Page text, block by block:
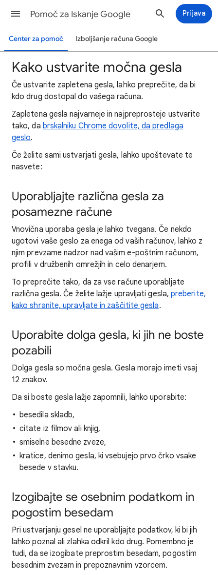
Pomoč za Iskanje Google Prijava
Center za pomoč Izboljšanje računa Google
Kako ustvarite močna gesla
Če ustvarite zapletena gesla, lahko preprečite, da bi
kdo drug dostopal do vašega računa.
Zapletena gesla najvarneje in najpreprosteje ustvarite
tako, da brskalniku Chrome dovolite, da predlaga
geslo.
Če želite sami ustvarjati gesla, lahko upoštevate te
nasvete:
Uporabljajte različna gesla za
posamezne račune
Vnovična uporaba gesla je lahko tvegana. Če nekdo
ugotovi vaše geslo za enega od vaših računov, lahko z
njim prevzame nadzor nad vašim e-poštnim računom,
profili v družbenih omrežjih in celo denarjem.
To preprečite tako, da za vse račune uporabljate
različna gesla. Če želite lažje upravljati gesla,preberite,
kako shranite, upravljate in zaščitite gesla.
Uporabite dolga gesla, ki jih ne boste
pozabili
Dolga gesla so močna gesla. Gesla morajo imeti vsaj
12 znakov.
Da si boste gesla lažje zapomnili, lahko uporabite:
besedila skladb,
citate iz filmov ali knjig,
smiselne besedne zveze,
kratice, denimo gesla, ki vsebujejo prvo črko vsake
besede v stavku.
Izogibajte se osebnim podatkom in
pogostim besedam
Pri ustvarjanju gesel ne uporabljajte podatkov, ki bi jih
lahko poznal ali zlahka odkril kdo drug. Pomembno je
tudi, da se izogibate preprostim besedam, pogostim
besednim zvezam in prepoznavnim vzorcem.